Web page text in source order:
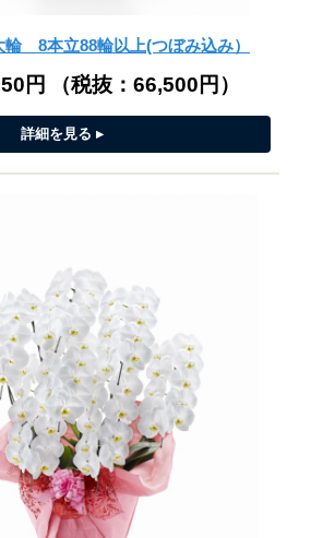
8本立88輪以上(つぼみ込み）
円 （税抜： 66,500円 ）